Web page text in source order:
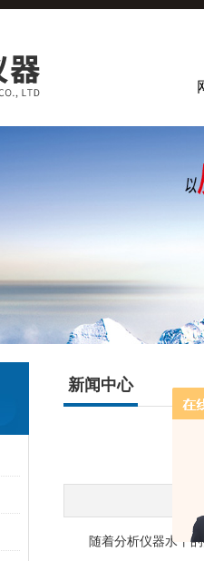
新闻中心
随着分析仪器水平的